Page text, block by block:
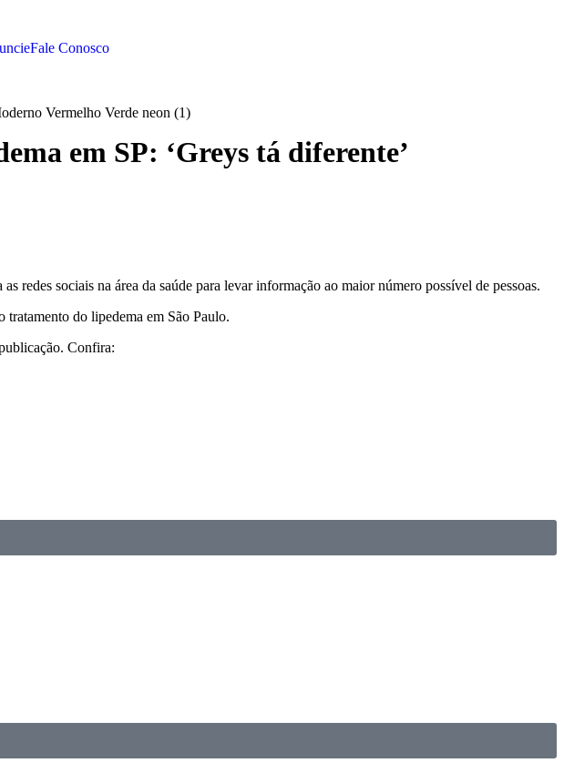
Fale Conosco
em SP: ‘Greys tá diferente’
redes sociais na área da saúde para levar informação ao maior número possível de pessoas.
do lipedema em São Paulo.
Confira: